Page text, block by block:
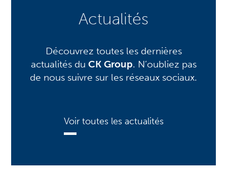
Actualités
Découvrez toutes les dernières
actualités du CK Group. N’oubliez pas
de nous suivre sur les réseaux sociaux.
Voir toutes les actualités